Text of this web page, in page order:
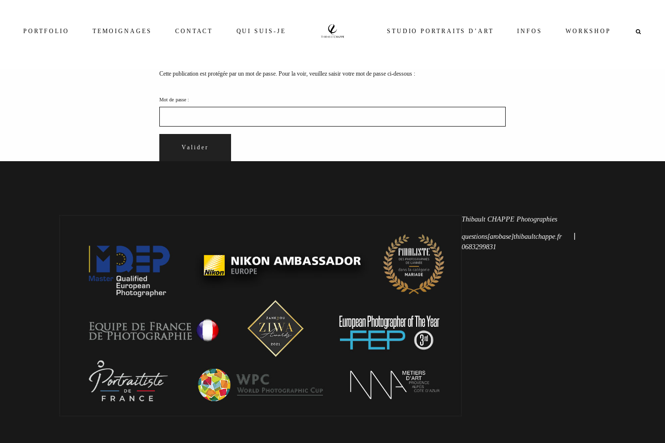
PORTFOLIO
QUI SUIS-JE
STUDIO PORTRAITS D’ART
WORKSHOP
PORTFOLIO TEMOIGNAGES CONTACT QUI SUIS-JE STUDIO PORTRAITS D’ART INFOS WORKSHOP
Cette publication est protégée par un mot de passe. Pour la voir, veuillez saisir votre mot de passe ci-dessous :
Mot de passe :
Thibault CHAPPE Photographies
questions[arobase]thibaultchappe.fr |
0683299831